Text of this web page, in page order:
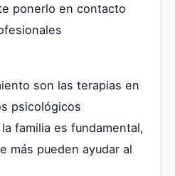
ponerlo en contacto
son las terapias en
psicológicos
familia es fundamental,
más pueden ayudar al